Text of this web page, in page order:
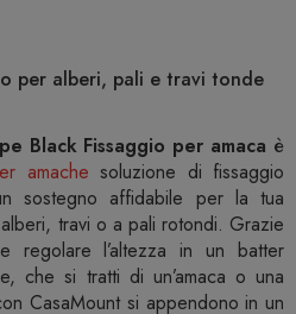
per alberi, pali e travi tonde
Black Fissaggio per amaca è
amache soluzione di fissaggio
sostegno affidabile per la tua
travi o a pali rotondi. Grazie
regolare l’altezza in un batter
che si tratti di un’amaca o una
CasaMount si appendono in un